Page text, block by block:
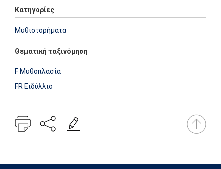
Κατηγορίες
Μυθιστορήματα
Θεματική ταξινόμηση
F Μυθοπλασία
FR Ειδύλλιο